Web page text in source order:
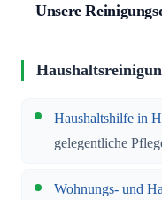
Unsere
Haushaltshilfe in
gelegentliche
Wohnungs- und